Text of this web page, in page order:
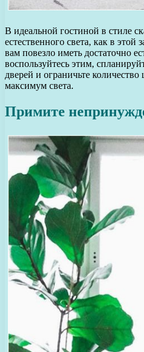
В идеальной гостиной в стиле
естественного света, как в этой
вам повезло иметь достаточно
воспользуйтесь этим,
дверей и ограничьте
максимум света.
Примите